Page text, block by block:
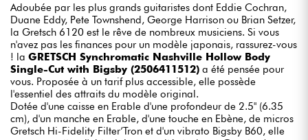
Adoubée par les plus grands guitaristes dont Eddie Cochran,
Duane Eddy, Pete Townshend, George Harrison ou Brian Setzer,
la Gretsch 6120 est le rêve de nombreux musiciens. Si vous
n'avez pas les finances pour un modèle japonais, rassurez-vous
! la GRETSCH Synchromatic Nashville Hollow Body
Single-Cut with Bigsby (2506411512) a été pensée pour
vous. Proposée à un tarif plus accessible, elle possède
l'essentiel des attraits du modèle original.
Dotée d'une caisse en Erable d'une profondeur de 2.5" (6.35
cm), d'un manche en Erable, d'une touche en Ebène, de micros
Gretsch Hi-Fidelity Filter’Tron et d'un vibrato Bigsby B60, elle